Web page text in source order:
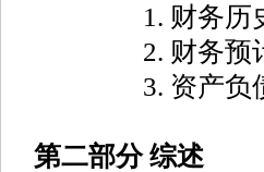
1. 财务历史
2. 财务预
3. 资产负债
第二部分 综述